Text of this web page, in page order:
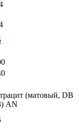
(матовый, DB
AN